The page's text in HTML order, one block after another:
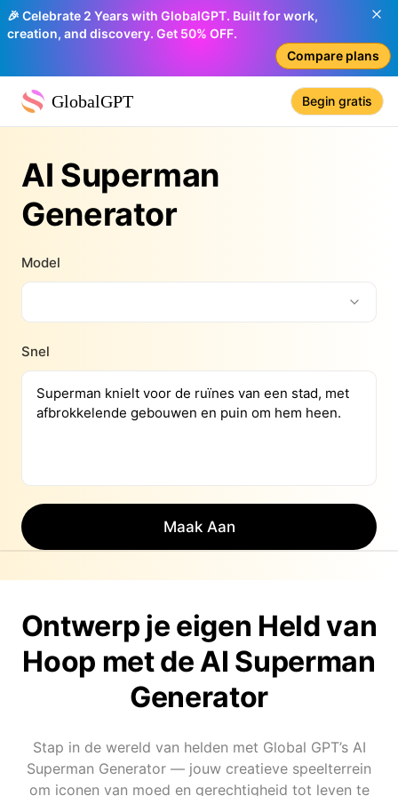
🎉 Celebrate 2 Years with GlobalGPT. Built for work,
creation, and discovery. Get 50% OFF.
Compare plans
GlobalGPT Begin gratis
AI Superman
Generator
Model
Snel
Maak Aan
Ontwerp je eigen Held van
Hoop met de AI Superman
Generator
Stap in de wereld van helden met Global GPT’s AI
Superman Generator — jouw creatieve speelterrein
om iconen van moed en gerechtigheid tot leven te